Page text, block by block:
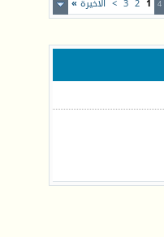
1
2
3
> الأخيرة »